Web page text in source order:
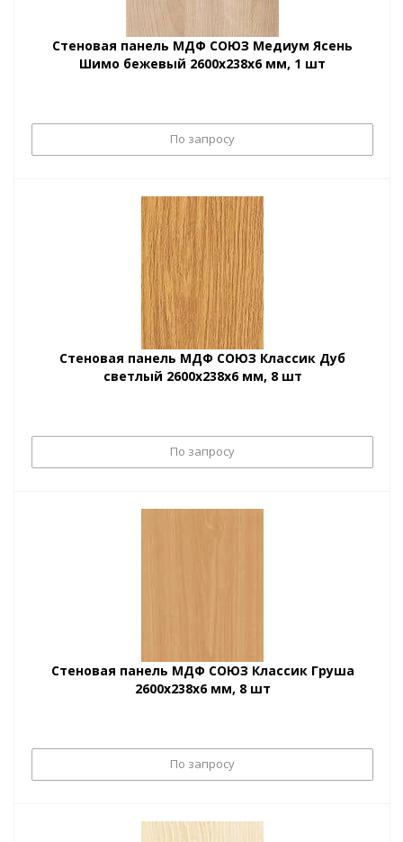
Стеновая панель МДФ СОЮЗ Медиум Ясень
Шимо бежевый 2600х238х6 мм, 1 шт
По запросу
Стеновая панель МДФ СОЮЗ Классик Дуб
светлый 2600х238х6 мм, 8 шт
По запросу
Стеновая панель МДФ СОЮЗ Классик Груша
2600х238х6 мм, 8 шт
По запросу